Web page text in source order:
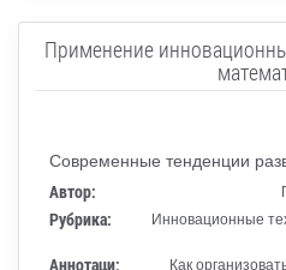
Применение
Современные тенденции
Автор:
Рубрика:
Инновационные
Аннотаци:
Как